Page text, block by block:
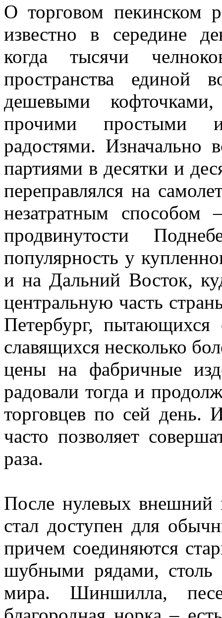
О торговом пекинском
известно в середине
когда тысячи
пространства
дешевыми
прочими простыми
радостями. Изначально
партиями в десятки и
переправлялся на
незатратным
продвинутости
популярность у
и на Дальний Восток,
центральную часть
Петербург, пытающихся
славящихся несколько
цены на фабричные
радовали тогда и
торговцев по сей день.
часто позволяет
раза.
После нулевых
стал доступен для
причем соединяются
шубными рядами,
мира. Шиншилла,